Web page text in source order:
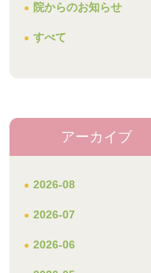
院からのお知らせ
すべて
アーカイブ
2026-08
2026-07
2026-06